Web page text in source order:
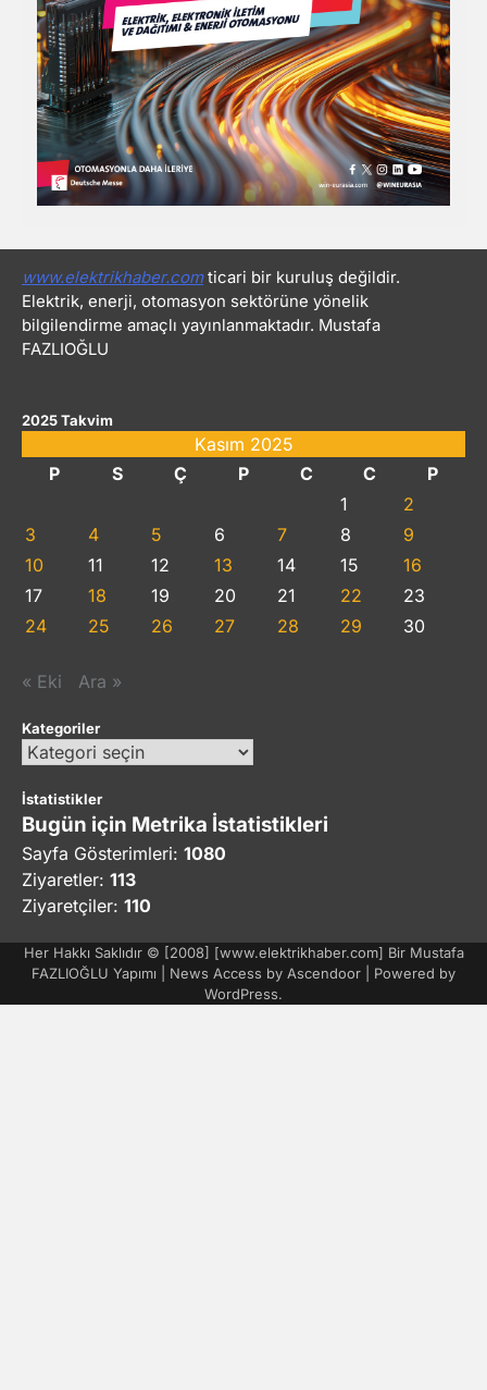
www.elektrikhaber.comticari bir kuruluş değildir.
Elektrik, enerji, otomasyon sektörüne yönelik
bilgilendirme amaçlı yayınlanmaktadır. Mustafa
FAZLIOĞLU
2025 Takvim
Kasım 2025
P
S Ç P C C
P
1
2
3
4 5 6 7 8
9
10
11 12 13 14 15
16
17
18 19 20 21 22
23
24
25 26 27 28 29 30
« Eki Ara »
Kategoriler
Kategoriler
İstatistikler
Bugün için Metrika İstatistikleri
Sayfa Gösterimleri: 1080
Ziyaretler: 113
Ziyaretçiler: 110
Her Hakkı Saklıdır © [2008] [www.elektrikhaber.com] Bir Mustafa
FAZLIOĞLU Yapımı | News Access by Ascendoor | Powered by
WordPress.